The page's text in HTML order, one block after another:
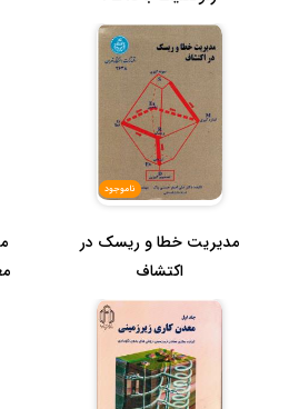
ناموجود
مدیریت خطا و ریسک در
اکتشاف